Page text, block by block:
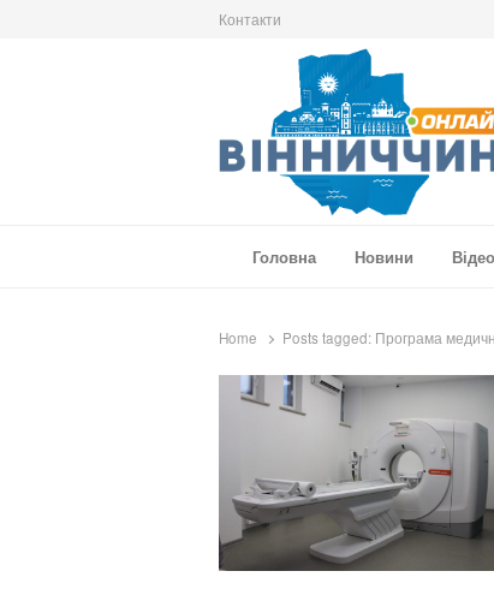
Контакти
Головна
Новини Відео
Home Posts tagged: Програма